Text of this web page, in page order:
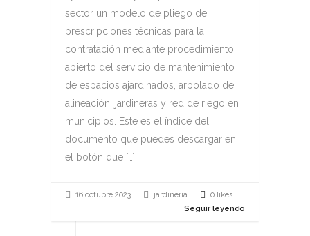
sector un modelo de pliego de
prescripciones técnicas para la
contratación mediante procedimiento
abierto del servicio de mantenimiento
de espacios ajardinados, arbolado de
alineación, jardineras y red de riego en
municipios. Este es el índice del
documento que puedes descargar en
el botón que […]
16 octubre 2023 jardinería
0 likes
Seguir leyendo